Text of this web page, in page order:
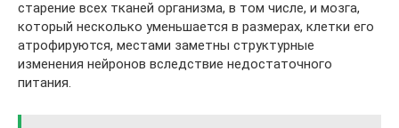
старение всех тканей организма, в том числе, и мозга,
который несколько уменьшается в размерах, клетки его
атрофируются, местами заметны структурные
изменения нейронов вследствие недостаточного
питания.